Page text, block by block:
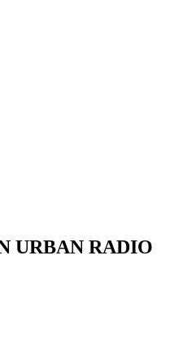
URBAN RADIO